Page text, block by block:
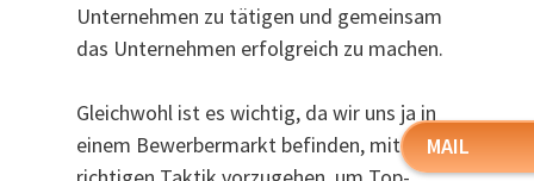
Unternehmen zu tätigen und gemeinsam
das Unternehmen erfolgreich zu machen.
Gleichwohl ist es wichtig, da wir uns ja in
einem Bewerbermarkt befinden, mit derMAIL